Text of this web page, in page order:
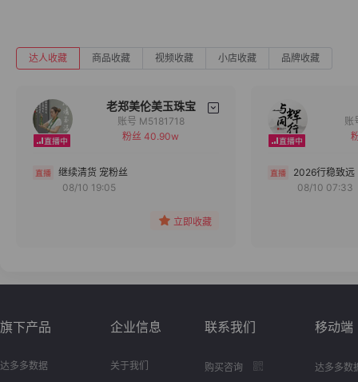
达人收藏 商品收藏 视频收藏 小店收藏 品牌收藏
老郑美伦美玉珠宝
备注
账号 M5181718
粉丝 40.90w
继续清货 宠粉丝
08/10 19:05
立即收藏
2026行稳致远
08/10 07:33
旗下产品
达多多数据
企业信息
关于我们
联系我们
购买咨询
移动端
达多多数